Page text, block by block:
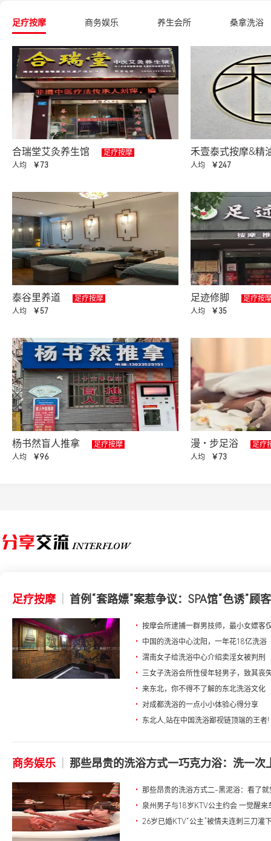
足疗按摩 商务娱乐 养生会所 桑拿洗浴
合瑞堂艾灸养生馆
足疗按摩
人均
￥73
禾壹泰式按摩&精
人均 ￥247
泰谷里养道
足疗按摩
人均
￥57
足迹修脚
足疗按
人均
￥35
杨书然盲人推拿
足疗按摩
人均
￥96
漫•步足浴
足疗
人均
￥73
足疗按摩 首例“套路嫖”案惹争议：SPA馆“色诱”顾
• 按摩会所逮捕一群男技师，最小女嫖客
• 中国的洗浴中心沈阳，一年花18亿洗浴
• 渭南女子给洗浴中心介绍卖淫女被判刑
• 三女子洗浴会所性侵年轻男子，致其丧
• 来东北，你不得不了解的东北洗浴文化
• 对成都洗浴的一点小小体验心得分享
• 东北人,站在中国洗浴鄙视链顶端的王者!
商务娱乐 那些昂贵的洗浴方式一巧克力浴：洗一次
• 那些昂贵的洗浴方式二-黑泥浴：看了
• 泉州男子与18岁KTV公主约会 一觉醒来
• 26岁已婚KTV“公主”被情夫连刺三刀灌